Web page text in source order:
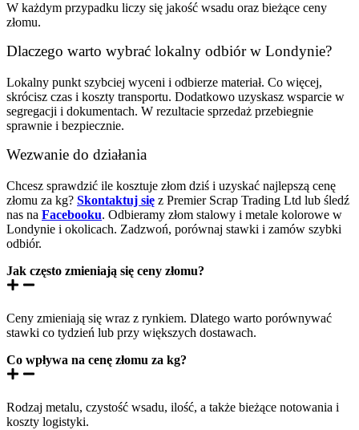
W każdym przypadku liczy się jakość wsadu oraz bieżące ceny
złomu.
Dlaczego warto wybrać lokalny odbiór w Londynie?
Lokalny punkt szybciej wyceni i odbierze materiał. Co więcej,
skrócisz czas i koszty transportu. Dodatkowo uzyskasz wsparcie w
segregacji i dokumentach. W rezultacie sprzedaż przebiegnie
sprawnie i bezpiecznie.
Wezwanie do działania
Chcesz sprawdzić ile kosztuje złom dziś i uzyskać najlepszą cenę
złomu za kg? Skontaktuj się z Premier Scrap Trading Ltd lub śledź
nas na Facebooku. Odbieramy złom stalowy i metale kolorowe w
Londynie i okolicach. Zadzwoń, porównaj stawki i zamów szybki
odbiór.
Jak często zmieniają się ceny złomu?
Ceny zmieniają się wraz z rynkiem. Dlatego warto porównywać
stawki co tydzień lub przy większych dostawach.
Co wpływa na cenę złomu za kg?
Rodzaj metalu, czystość wsadu, ilość, a także bieżące notowania i
koszty logistyki.